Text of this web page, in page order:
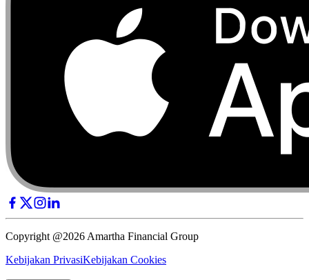
Copyright @2026 Amartha Financial Group
Kebijakan PrivasiKebijakan Cookies